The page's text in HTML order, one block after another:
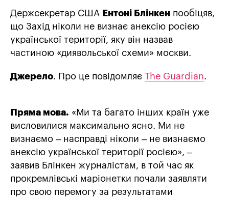
Держсекретар США Ентоні Блінкен пообіцяв,
що Захід ніколи не визнає анексію росією
української території, яку він назвав
частиною «диявольської схеми» москви.
Джерело. Про це повідомляє The Guardian.
Пряма мова. «Ми та багато інших країн уже
висловилися максимально ясно. Ми не
визнаємо – насправді ніколи – не визнаємо
анексію української території росією», –
заявив Блінкен журналістам, в той час як
прокремлівські маріонетки почали заявляти
про свою перемогу за результатами